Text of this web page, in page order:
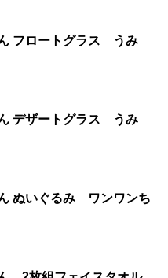
ノラネコぐんだん フロートグラス うみ
ノラネコぐんだん デザートグラス うみ
ぬいぐるみ ワンワンち